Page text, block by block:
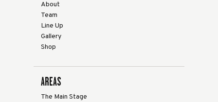
About
Team
Line Up
Gallery
Shop
AREAS
The Main Stage